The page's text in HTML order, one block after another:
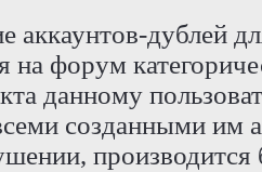
аккаунтов-дублей
на форум
данному
созданными им
производится